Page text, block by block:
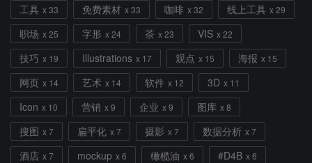
工具 x 33 免费素材 x 33 咖啡 x 32 线上工具 x 29
职场 x 25 字形 x 24 茶 x 23 VIS x 22
技巧 x 19 Illustrations x 17 观点 x 15 海报 x 15
网页 x 14 艺术 x 14 软件 x 12 3D x 11
Icon x 10 营销 x 9 企业 x 9 图库 x 8
搜图 x 7 扁平化 x 7 摄影 x 7 数据分析 x 7
酒店 x 7 mockup x 6 橄榄油 x 6 #D4B x 6